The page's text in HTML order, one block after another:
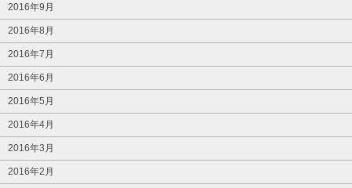
2016年9月
2016年8月
2016年7月
2016年6月
2016年5月
2016年4月
2016年3月
2016年2月